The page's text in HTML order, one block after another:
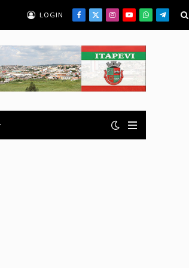
Facebook
X
(Twitter)
InstagramYouTubeWhatsAppTelegrama